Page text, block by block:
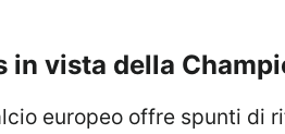
in vista della